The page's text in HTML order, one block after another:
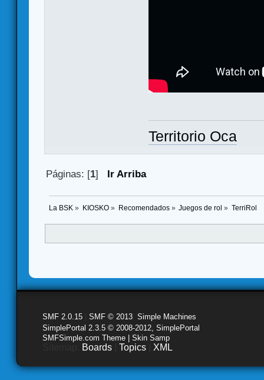
Territorio Oca
Páginas: [1] Ir Arriba
La BSK » KIOSKO» Recomendados» Juegos de rol » TerriRol
SMF 2.0.15 SMF © 2013 Simple Machines
SimplePortal 2.3.5 © 2008-2012, SimplePortal
SMFSimple.com Theme | Skin Samp
Boards Topics XML